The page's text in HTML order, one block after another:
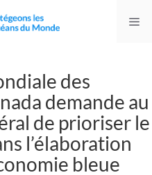
des
demande au
de prioriser le
l’élaboration
bleue